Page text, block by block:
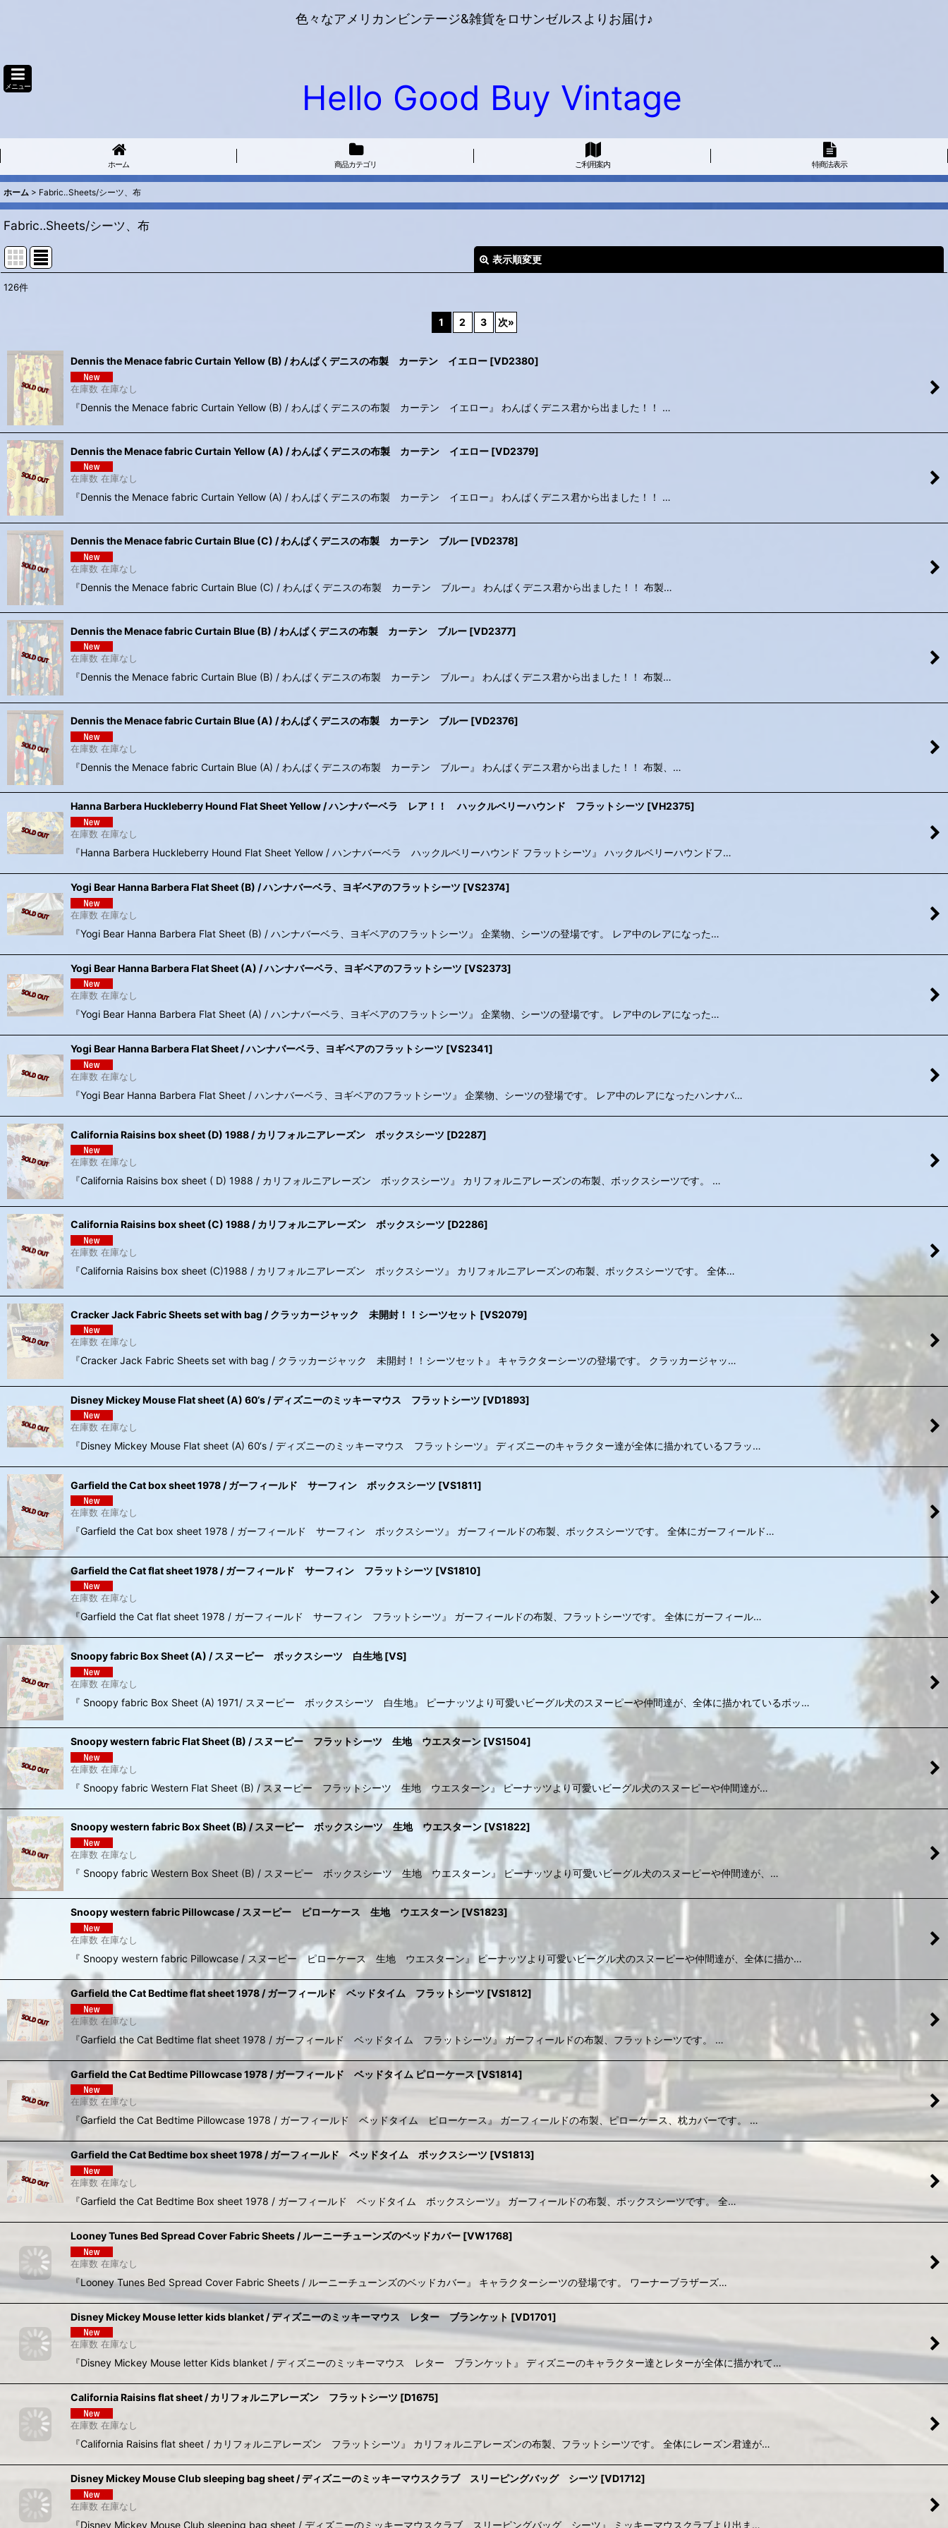
色々なアメリカンビンテージ&雑貨をロサンゼルスよりお届け♪
メニュー Hello Good Buy Vintage
ホーム 商品カテゴリ ご利用案内 特商法表示
ホーム > Fabric‥Sheets/シーツ、布
Fabric‥Sheets/シーツ、布
表示順変更
126件
1 2 3 次»
Dennis the Menace fabric Curtain Yellow (B) / わんぱくデニスの布製 カーテン イエロー [VD2380]
在庫数 在庫なし
『Dennis the Menace fabric Curtain Yellow (B) / わんぱくデニスの布製 カーテン イエロー』 わんぱくデニス君から出ました！！ …
Dennis the Menace fabric Curtain Yellow (A) / わんぱくデニスの布製 カーテン イエロー [VD2379]
在庫数 在庫なし
『Dennis the Menace fabric Curtain Yellow (A) / わんぱくデニスの布製 カーテン イエロー』 わんぱくデニス君から出ました！！ …
Dennis the Menace fabric Curtain Blue (C) / わんぱくデニスの布製 カーテン ブルー [VD2378]
在庫数 在庫なし
『Dennis the Menace fabric Curtain Blue (C) / わんぱくデニスの布製 カーテン ブルー』 わんぱくデニス君から出ました！！ 布製…
Dennis the Menace fabric Curtain Blue (B) / わんぱくデニスの布製 カーテン ブルー [VD2377]
在庫数 在庫なし
『Dennis the Menace fabric Curtain Blue (B) / わんぱくデニスの布製 カーテン ブルー』 わんぱくデニス君から出ました！！ 布製…
Dennis the Menace fabric Curtain Blue (A) / わんぱくデニスの布製 カーテン ブルー [VD2376]
在庫数 在庫なし
『Dennis the Menace fabric Curtain Blue (A) / わんぱくデニスの布製 カーテン ブルー』 わんぱくデニス君から出ました！！ 布製、…
Hanna Barbera Huckleberry Hound Flat Sheet Yellow / ハンナバーベラ レア！！ ハックルベリーハウンド フラットシーツ [VH2375]
在庫数 在庫なし
『Hanna Barbera Huckleberry Hound Flat Sheet Yellow / ハンナバーベラ ハックルベリーハウンド フラットシーツ』 ハックルベリーハウンドフ…
Yogi Bear Hanna Barbera Flat Sheet (B) / ハンナバーベラ、ヨギベアのフラットシーツ [VS2374]
在庫数 在庫なし
『Yogi Bear Hanna Barbera Flat Sheet (B) / ハンナバーベラ、ヨギベアのフラットシーツ』 企業物、シーツの登場です。 レア中のレアになった…
Yogi Bear Hanna Barbera Flat Sheet (A) / ハンナバーベラ、ヨギベアのフラットシーツ [VS2373]
在庫数 在庫なし
『Yogi Bear Hanna Barbera Flat Sheet (A) / ハンナバーベラ、ヨギベアのフラットシーツ』 企業物、シーツの登場です。 レア中のレアになった…
Yogi Bear Hanna Barbera Flat Sheet / ハンナバーベラ、ヨギベアのフラットシーツ [VS2341]
在庫数 在庫なし
『Yogi Bear Hanna Barbera Flat Sheet / ハンナバーベラ、ヨギベアのフラットシーツ』 企業物、シーツの登場です。 レア中のレアになったハンナバ…
California Raisins box sheet (D) 1988 / カリフォルニアレーズン ボックスシーツ [D2287]
在庫数 在庫なし
『California Raisins box sheet ( D) 1988 / カリフォルニアレーズン ボックスシーツ』 カリフォルニアレーズンの布製、ボックスシーツです。 …
California Raisins box sheet (C) 1988 / カリフォルニアレーズン ボックスシーツ [D2286]
在庫数 在庫なし
『California Raisins box sheet (C)1988 / カリフォルニアレーズン ボックスシーツ』 カリフォルニアレーズンの布製、ボックスシーツです。 全体…
Cracker Jack Fabric Sheets set with bag / クラッカージャック 未開封！！シーツセット [VS2079]
在庫数 在庫なし
『Cracker Jack Fabric Sheets set with bag / クラッカージャック 未開封！！シーツセット』 キャラクターシーツの登場です。 クラッカージャッ…
Disney Mickey Mouse Flat sheet (A) 60‘s / ディズニーのミッキーマウス フラットシーツ [VD1893]
在庫数 在庫なし
『Disney Mickey Mouse Flat sheet (A) 60‘s / ディズニーのミッキーマウス フラットシーツ』 ディズニーのキャラクター達が全体に描かれているフラッ…
Garfield the Cat box sheet 1978 / ガーフィールド サーフィン ボックスシーツ [VS1811]
在庫数 在庫なし
『Garfield the Cat box sheet 1978 / ガーフィールド サーフィン ボックスシーツ』 ガーフィールドの布製、ボックスシーツです。 全体にガーフィールド…
Garfield the Cat flat sheet 1978 / ガーフィールド サーフィン フラットシーツ [VS1810]
在庫数 在庫なし
『Garfield the Cat flat sheet 1978 / ガーフィールド サーフィン フラットシーツ』 ガーフィールドの布製、フラットシーツです。 全体にガーフィール…
Snoopy fabric Box Sheet (A) / スヌーピー ボックスシーツ 白生地 [VS]
在庫数 在庫なし
『 Snoopy fabric Box Sheet (A) 1971/ スヌーピー ボックスシーツ 白生地』 ピーナッツより可愛いビーグル犬のスヌーピーや仲間達が、全体に描かれているボッ…
Snoopy western fabric Flat Sheet (B) / スヌーピー フラットシーツ 生地 ウエスターン [VS1504]
在庫数 在庫なし
『 Snoopy fabric Western Flat Sheet (B) / スヌーピー フラットシーツ 生地 ウエスターン』 ピーナッツより可愛いビーグル犬のスヌーピーや仲間達が…
Snoopy western fabric Box Sheet (B) / スヌーピー ボックスシーツ 生地 ウエスターン [VS1822]
在庫数 在庫なし
『 Snoopy fabric Western Box Sheet (B) / スヌーピー ボックスシーツ 生地 ウエスターン』 ピーナッツより可愛いビーグル犬のスヌーピーや仲間達が、…
Snoopy western fabric Pillowcase / スヌーピー ピローケース 生地 ウエスターン [VS1823]
在庫数 在庫なし
『 Snoopy western fabric Pillowcase / スヌーピー ピローケース 生地 ウエスターン』 ピーナッツより可愛いビーグル犬のスヌーピーや仲間達が、全体に描か…
Garfield the Cat Bedtime flat sheet 1978 / ガーフィールド ベッドタイム フラットシーツ [VS1812]
在庫数 在庫なし
『Garfield the Cat Bedtime flat sheet 1978 / ガーフィールド ベッドタイム フラットシーツ』 ガーフィールドの布製、フラットシーツです。 …
Garfield the Cat Bedtime Pillowcase 1978 / ガーフィールド ベッドタイム ピローケース[VS1814]
在庫数 在庫なし
『Garfield the Cat Bedtime Pillowcase 1978 / ガーフィールド ベッドタイム ピローケース』 ガーフィールドの布製、ピローケース、枕カバーです。 …
Garfield the Cat Bedtime box sheet 1978 / ガーフィールド ベッドタイム ボックスシーツ [VS1813]
在庫数 在庫なし
『Garfield the Cat Bedtime Box sheet 1978 / ガーフィールド ベッドタイム ボックスシーツ』 ガーフィールドの布製、ボックスシーツです。 全…
Looney Tunes Bed Spread Cover Fabric Sheets / ルーニーチューンズのベッドカバー [VW1768]
在庫数 在庫なし
『Looney Tunes Bed Spread Cover Fabric Sheets / ルーニーチューンズのベッドカバー』 キャラクターシーツの登場です。 ワーナーブラザーズ…
Disney Mickey Mouse letter kids blanket / ディズニーのミッキーマウス レター ブランケット
在庫数 在庫なし
California Raisins flat sheet / カリフォルニアレーズン フラットシーツ
在庫数 在庫なし
『California Raisins flat sheet / カリフォルニアレーズン フラットシーツ』 カリフォルニアレーズンの布製、フラットシーツです。 全体にレーズン君達が…
Disney Mickey Mouse Club sleeping bag sheet / ディズニーのミッキーマウスクラブ スリーピングバッグ シーツ